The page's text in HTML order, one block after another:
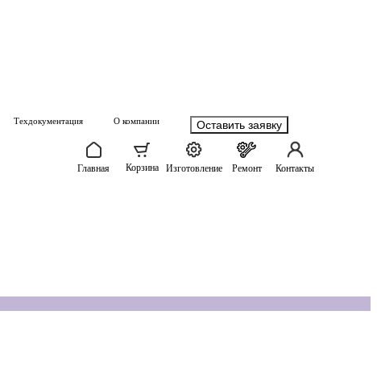
Техдокументация О компании Оставить заявку
Главная Корзина Изготовление Ремонт Контакты